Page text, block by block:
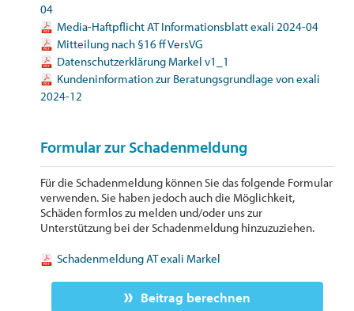
04
Media-Haftpflicht AT Informationsblatt exali 2024-04
Mitteilung nach §16 ff VersVG
Datenschutzerklärung Markel v1_1
Kundeninformation zur Beratungsgrundlage von exali
2024-12
Formular zur Schadenmeldung
Für die Schadenmeldung können Sie das folgende Formular
verwenden. Sie haben jedoch auch die Möglichkeit,
Schäden formlos zu melden und/oder uns zur
Unterstützung bei der Schadenmeldung hinzuzuziehen.
Schadenmeldung AT exali Markel
Beitrag berechnen